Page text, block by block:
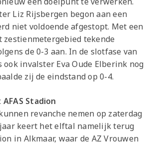
Liz Rijsbergen begon aan een
niet voldoende afgestopt. Met een
zestienmetergebied tekende
de 0-3 aan. In de slotfase van
invalster Eva Oude Elberink nog
zij de eindstand op 0-4.
Stadion
revanche nemen op zaterdag
keert het elftal namelijk terug
in Alkmaar, waar de AZ Vrouwen